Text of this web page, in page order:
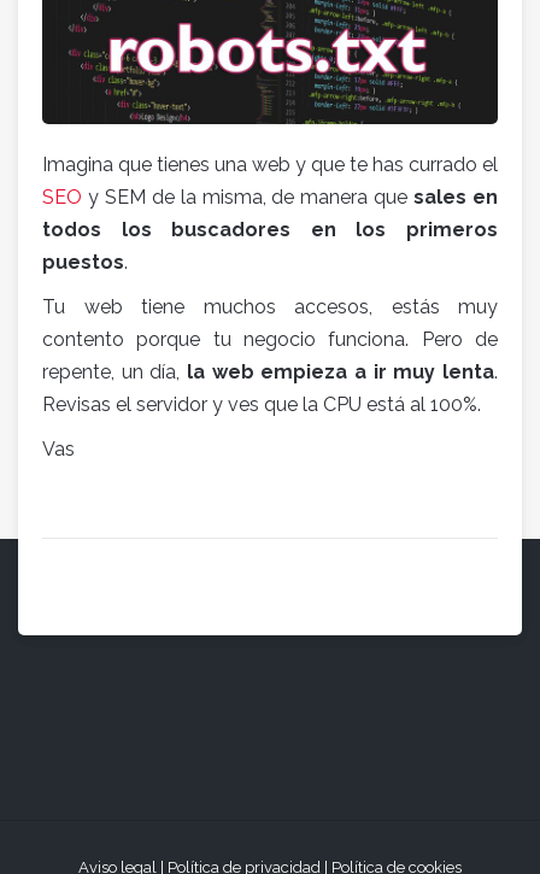
Imagina que tienes una web y que te has currado el
SEO y SEM de la misma, de manera quesales en
todos los buscadores en los primeros
puestos.
Tu web tiene muchos accesos, estás muy
contento porque tu negocio funciona. Pero de
repente, un día, la web empieza a ir muy lenta.
Revisas el servidor y ves que la CPU está al 100%.
Vas
Aviso legal Política de privacidad Política de cookies